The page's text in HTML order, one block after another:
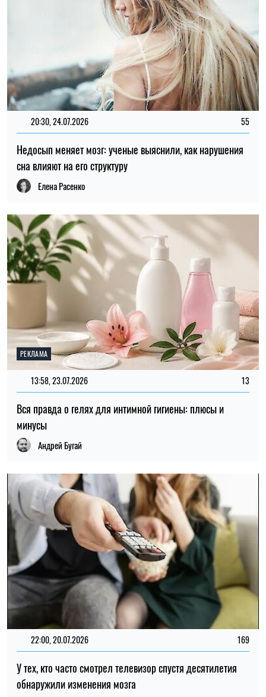
РЕКЛАМА
13:58, 23.07.2026
минусы
Андрей Бугай
22:00, 20.07.2026
обнаружили изменения мозга
Елена Расенко
20:00, 20.07.2026